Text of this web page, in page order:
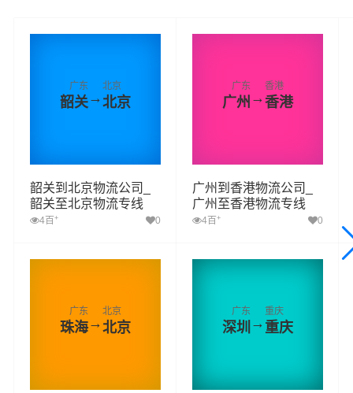
广东
韶关→
北京
北京
韶关到北京物流公司_
韶关至北京物流专线
4百 + 0
广东
广州 →
香港
香港
广州到香港物流公司_
广州至香港物流专线
4百 + 0
广东
珠海→
北京
北京
广东
深圳→
重庆
重庆